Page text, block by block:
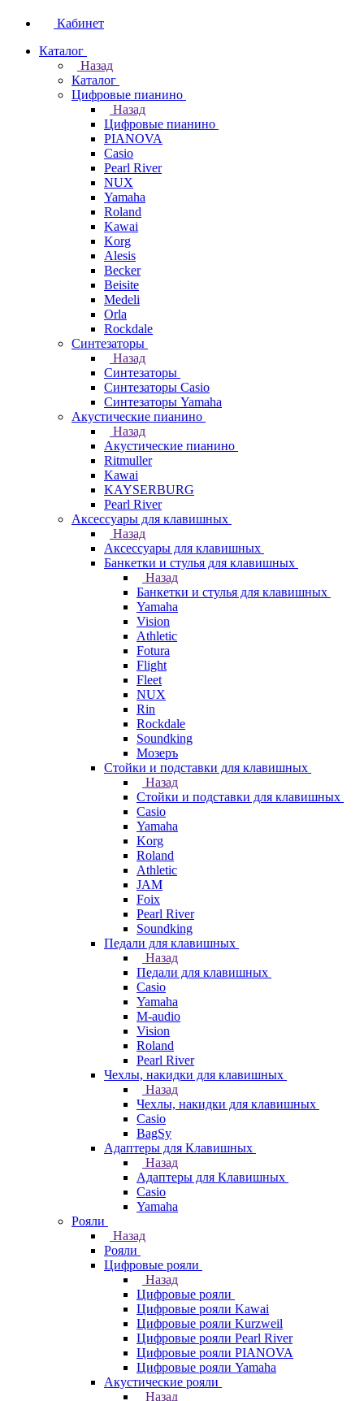
Кабинет
Каталог
Назад
Каталог
Цифровые пианино
Назад
Цифровые пианино
PIANOVA
Casio
Pearl River
NUX
Yamaha
Roland
Kawai
Korg
Alesis
Becker
Beisite
Medeli
Orla
Rockdale
Синтезаторы
Назад
Синтезаторы
Синтезаторы Casio
Синтезаторы Yamaha
Акустические пианино
Назад
Акустические пианино
Ritmuller
Kawai
KAYSERBURG
Pearl River
Аксессуары для клавишных
Назад
Аксессуары для клавишных
Банкетки и стулья для клавишных
Назад
Банкетки и стулья для клавишных
Yamaha
Vision
Athletic
Fotura
Flight
Fleet
NUX
Rin
Rockdale
Soundking
Мозеръ
Стойки и подставки для клавишных
Назад
Стойки и подставки для клавишных
Casio
Yamaha
Korg
Roland
Athletic
JAM
Foix
Pearl River
Soundking
Педали для клавишных
Назад
Педали для клавишных
Casio
Yamaha
M-audio
Vision
Roland
Pearl River
Чехлы, накидки для клавишных
Назад
Чехлы, накидки для клавишных
Casio
BagSy
Адаптеры для Клавишных
Назад
Адаптеры для Клавишных
Casio
Yamaha
Рояли
Назад
Рояли
Цифровые рояли
Назад
Цифровые рояли
Цифровые рояли Kawai
Цифровые рояли Kurzweil
Цифровые рояли Pearl River
Цифровые рояли PIANOVA
Цифровые рояли Yamaha
Акустические рояли
Назад